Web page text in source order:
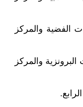
الفضية والمركز
والمركز